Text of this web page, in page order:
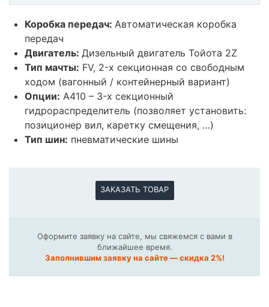
Коробка передач: Автоматическая коробка
передач
Двигатель: Дизельный двигатель Тойота 2Z
Тип мачты: FV, 2-х секционная со свободным
ходом (вагонный / контейнерный вариант)
Опции: A410 – 3-х секционный
гидрораспределитель (позволяет установить:
позиционер вил, каретку смещения, …)
Тип шин: пневматические шины
ЗАКАЗАТЬ ТОВАР
Оформите заявку на сайте, мы свяжемся с вами в
ближайшее время.
Заполнившим заявку на сайте — скидка 2%!